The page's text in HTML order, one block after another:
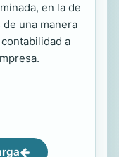
en la de
una manera
a